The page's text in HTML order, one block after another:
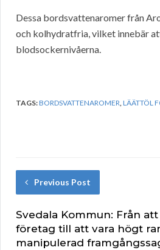
Dessa bordsvattenaromer från
och kolhydratfria, vilket innebär
blodsockernivåerna.
TAGS:BORDSVATTENAROMER,LÄÄTTÖL
Previous Post
Svedala Kommun: Från
företag till att vara högt
manipulerad